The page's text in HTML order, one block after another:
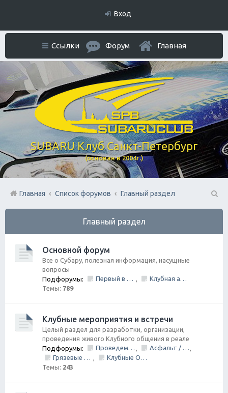
Вход
SUBARU Клуб Санкт-Петербург
(основан в 2004г.)
Ссылки Форум Главная
Главная Список форумов
Главный раздел
П
Главный раздел
Основной форум
Все о Субару, полезная информация, насущные
вопросы
Подфорумы:
Первый в Петербурге Subafest 2015 ,
Клубная атрибутика
Темы: 789
Клубные мероприятия и встречи
Целый раздел для разработки, организации,
проведения живого Клубного общения в реале
Подфорумы:
Проведем День Рождения Клуба, ВМЕСТЕ! , Асфальт / Грунт Покатушки
,
Грязевые покатушки/ Оффроуд
,
Клубные Ориентирования
Темы: 243